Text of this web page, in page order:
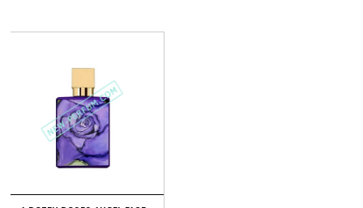
Опции